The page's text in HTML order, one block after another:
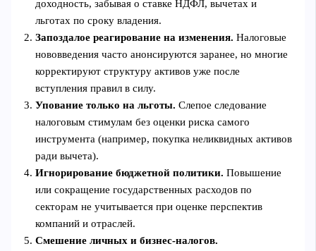
доходность, забывая о ставке НДФЛ, вычетах и
льготах по сроку владения.
Запоздалое реагирование на изменения. Налоговые
нововведения часто анонсируются заранее, но многие
корректируют структуру активов уже после
вступления правил в силу.
Упование только на льготы. Слепое следование
налоговым стимулам без оценки риска самого
инструмента (например, покупка неликвидных активов
ради вычета).
Игнорирование бюджетной политики. Повышение
или сокращение государственных расходов по
секторам не учитывается при оценке перспектив
компаний и отраслей.
Смешение личных и бизнес-налогов.